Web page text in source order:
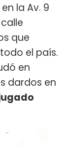
la Av. 9
que
el país.
en
dardos en